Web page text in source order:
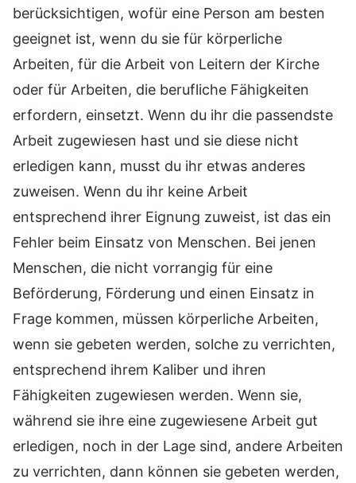
berücksichtigen, wofür eine Person am besten
geeignet ist, wenn du sie für körperliche
Arbeiten, für die Arbeit von Leitern der Kirche
oder für Arbeiten, die berufliche Fähigkeiten
erfordern, einsetzt. Wenn du ihr die passendste
Arbeit zugewiesen hast und sie diese nicht
erledigen kann, musst du ihr etwas anderes
zuweisen. Wenn du ihr keine Arbeit
entsprechend ihrer Eignung zuweist, ist das ein
Fehler beim Einsatz von Menschen. Bei jenen
Menschen, die nicht vorrangig für eine
Beförderung, Förderung und einen Einsatz in
Frage kommen, müssen körperliche Arbeiten,
wenn sie gebeten werden, solche zu verrichten,
entsprechend ihrem Kaliber und ihren
Fähigkeiten zugewiesen werden. Wenn sie,
während sie ihre eine zugewiesene Arbeit gut
erledigen, noch in der Lage sind, andere Arbeiten
zu verrichten, dann können sie gebeten werden,